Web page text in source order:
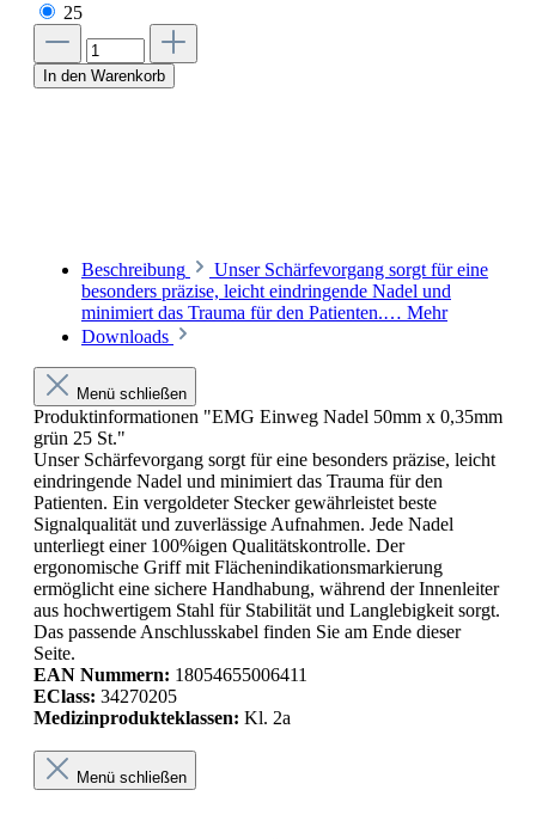
25
In den Warenkorb
Beschreibung
Unser Schärfevorgang sorgt für eine
besonders präzise, leicht eindringende Nadel und
minimiert das Trauma für den Patienten.… Mehr
Downloads
Menü schließen
Produktinformationen "EMG Einweg Nadel 50mm x 0,35mm
grün 25 St."
Unser Schärfevorgang sorgt für eine besonders präzise, leicht
eindringende Nadel und minimiert das Trauma für den
Patienten. Ein vergoldeter Stecker gewährleistet beste
Signalqualität und zuverlässige Aufnahmen. Jede Nadel
unterliegt einer 100%igen Qualitätskontrolle. Der
ergonomische Griff mit Flächenindikationsmarkierung
ermöglicht eine sichere Handhabung, während der Innenleiter
aus hochwertigem Stahl für Stabilität und Langlebigkeit sorgt.
Das passende Anschlusskabel finden Sie am Ende dieser
Seite.
EAN Nummern: 18054655006411
EClass: 34270205
Medizinprodukteklassen: Kl. 2a
Menü schließen